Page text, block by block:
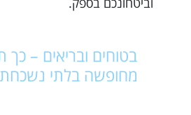
בטוחים ובריאים – כך
מחופשה בלתי